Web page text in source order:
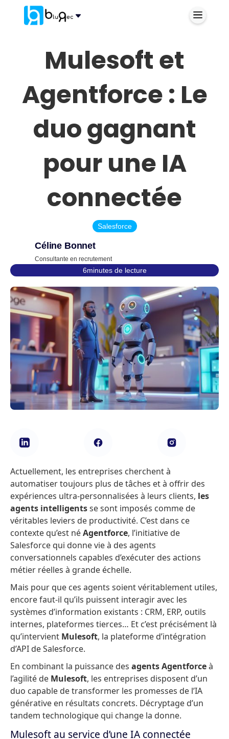
Mulesoft et
Agentforce : Le
duo gagnant
pour une IA
connectée
Salesforce
Céline Bonnet
Consultante en recrutement
6minutes de lecture
Actuellement, les entreprises cherchent à
automatiser toujours plus de tâches et à offrir des
expériences ultra-personnalisées à leurs clients, les
agents intelligentsse sont imposés comme de
véritables leviers de productivité. C’est dans ce
contexte qu’est néAgentforce, l’initiative de
Salesforce qui donne vie à des agents
conversationnels capables d’exécuter des actions
métier réelles à grande échelle.
Mais pour que ces agents soient véritablement utiles,
encore faut-il qu’ils puissent interagir avec les
systèmes d’information existants : CRM, ERP, outils
internes, plateformes tierces… Et c’est précisément là
qu’intervient Mulesoft, la plateforme d’intégration
d’API de Salesforce.
En combinant la puissance des agents Agentforceà
l’agilité de Mulesoft, les entreprises disposent d’un
duo capable de transformer les promesses de l’IA
générative en résultats concrets. Décryptage d’un
tandem technologique qui change la donne.
Mulesoft au service d’une IA connectée